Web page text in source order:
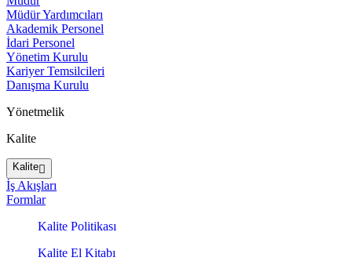
Müdür Yardımcıları
Akademik Personel
İdari Personel
Yönetim Kurulu
Kariyer Temsilcileri
Danışma Kurulu
Yönetmelik
Kalite
Kalite
İş Akışları
Formlar
Kalite Politikası
Kalite El Kitabı